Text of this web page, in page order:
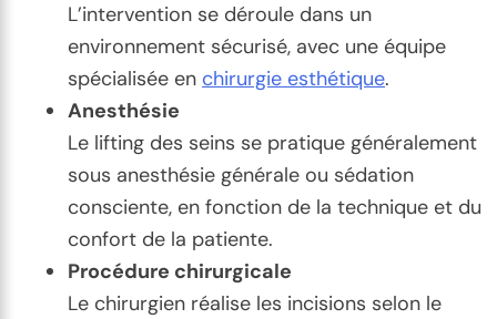
L’intervention se déroule dans un
environnement sécurisé, avec une équipe
spécialisée en chirurgie esthétique.
Anesthésie
Le lifting des seins se pratique généralement
sous anesthésie générale ou sédation
consciente, en fonction de la technique et du
confort de la patiente.
Procédure chirurgicale
Le chirurgien réalise les incisions selon le